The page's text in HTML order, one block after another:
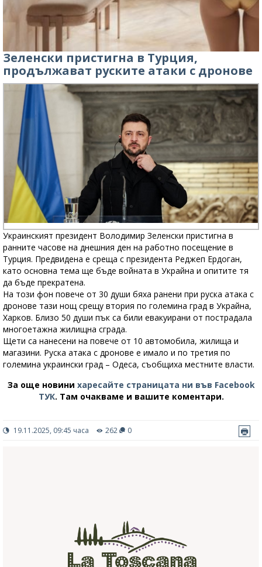
Зеленски пристигна в Турция,
продължават руските атаки с дронове
Украинският президент Володимир Зеленски пристигна в
ранните часове на днешния ден на работно посещение в
Турция. Предвидена е среща с президента Реджеп Ердоган,
като основна тема ще бъде войната в Украйна и опитите тя
да бъде прекратена.
На този фон повече от 30 души бяха ранени при руска атака с
дронове тази нощ срещу втория по големина град в Украйна,
Харков. Близо 50 души пък са били евакуирани от пострадала
многоетажна жилищна сграда.
Щети са нанесени на повече от 10 автомобила, жилища и
магазини. Руска атака с дронове е имало и по третия по
големина украински град – Одеса, съобщиха местните власти.
За още новини харесайте страницата ни във Facebook
ТУК. Там очакваме и вашите коментари.
19.11.2025, 09:45 часа 262 0